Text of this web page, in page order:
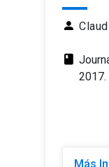
person
class
Más